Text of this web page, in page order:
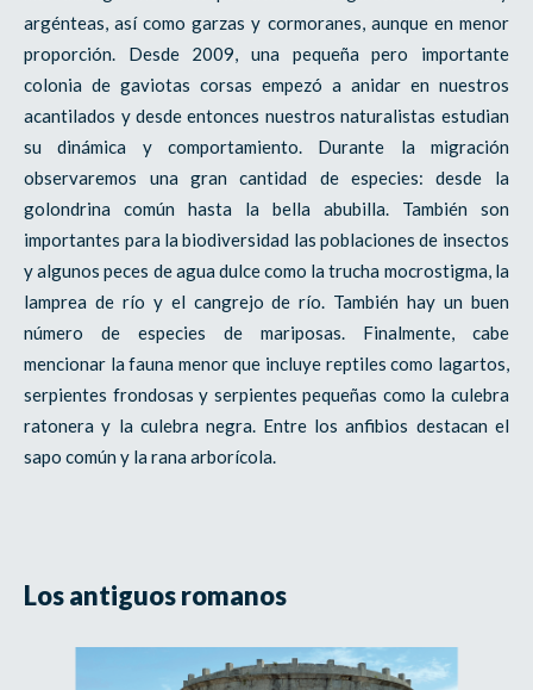
argénteas, así como garzas y cormoranes, aunque en menor
proporción. Desde 2009, una pequeña pero importante
colonia de gaviotas corsas empezó a anidar en nuestros
acantilados y desde entonces nuestros naturalistas estudian
su dinámica y comportamiento. Durante la migración
observaremos una gran cantidad de especies: desde la
golondrina común hasta la bella abubilla. También son
importantes para la biodiversidad las poblaciones de insectos
y algunos peces de agua dulce como la trucha mocrostigma, la
lamprea de río y el cangrejo de río. También hay un buen
número de especies de mariposas. Finalmente, cabe
mencionar la fauna menor que incluye reptiles como lagartos,
serpientes frondosas y serpientes pequeñas como la culebra
ratonera y la culebra negra. Entre los anfibios destacan el
sapo común y la rana arborícola.
Los antiguos romanos